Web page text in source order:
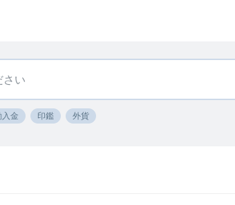
入金 印鑑 外貨